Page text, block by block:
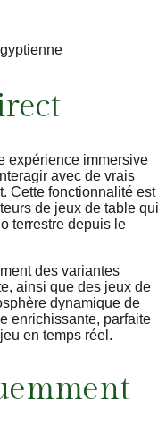
expérience immersive
avec de vrais
Cette fonctionnalité est
de jeux de table qui
terrestre depuis le
des variantes
ainsi que des jeux de
dynamique de
enrichissante, parfaite
en temps réel.